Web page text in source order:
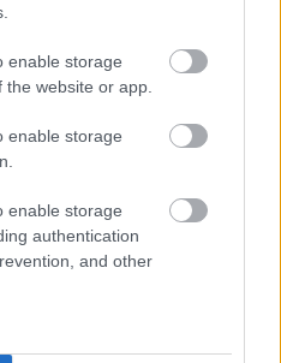
enable storage
website or app.
enable storage
enable storage
authentication
and other